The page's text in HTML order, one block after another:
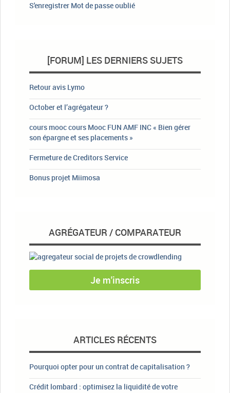
S'enregistrer Mot de passe oublié
[FORUM] LES DERNIERS SUJETS
Retour avis Lymo
October et l’agrégateur ?
cours mooc cours Mooc FUN AMF INC « Bien gérer
son épargne et ses placements »
Fermeture de Creditors Service
Bonus projet Miimosa
AGRÉGATEUR / COMPARATEUR
Je m'inscris
ARTICLES RÉCENTS
Pourquoi opter pour un contrat de capitalisation ?
Crédit lombard : optimisez la liquidité de votre